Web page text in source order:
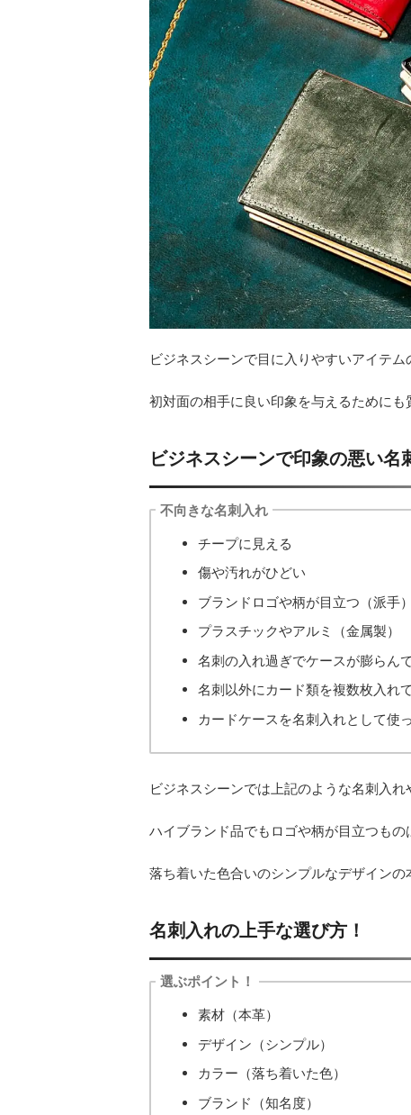
ビジネスシーンで目に入りやすいアイテム
初対面の相手に良い印象を与えるためにも
ビジネスシーンで印象の悪い名
不向きな名刺入れ
チープに見える
傷や汚れがひどい
ブランドロゴや柄が目立つ（派手）
プラスチックやアルミ（金属製）
名刺の入れ過ぎでケースが膨らん
名刺以外にカード類を複数枚入れ
カードケースを名刺入れとして使
ビジネスシーンでは上記のような名刺入れ
ハイブランド品でもロゴや柄が目立つもの
落ち着いた色合いのシンプルなデザインの
名刺入れの上手な選び方！
選ぶポイント！
素材（本革）
デザイン（シンプル）
カラー（落ち着いた色）
ブランド（知名度）